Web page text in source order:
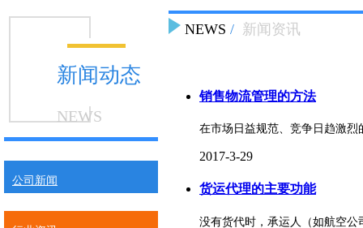
新闻动态
NEWS
公司新闻
NEWS / 新闻资讯
销售物流管理的方法
在市场日益规范、竞争日趋激
2017-3-29
货运代理的主要功能
没有货代时，承运人（如航空